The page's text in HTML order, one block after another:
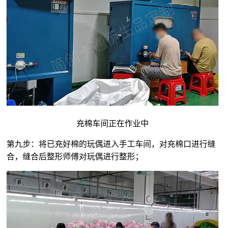
充棉车间正在作业中
第九步：将已充好棉的玩偶进入手工车间，对充棉口进行缝
合，缝合后整形师傅对玩偶进行整形；